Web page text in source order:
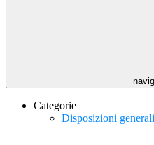
Categorie
Disposizioni generali